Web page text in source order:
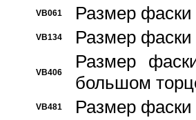
VB061 Размер
VB134 Размер
VB406
Размер
большом
VB481 Размер